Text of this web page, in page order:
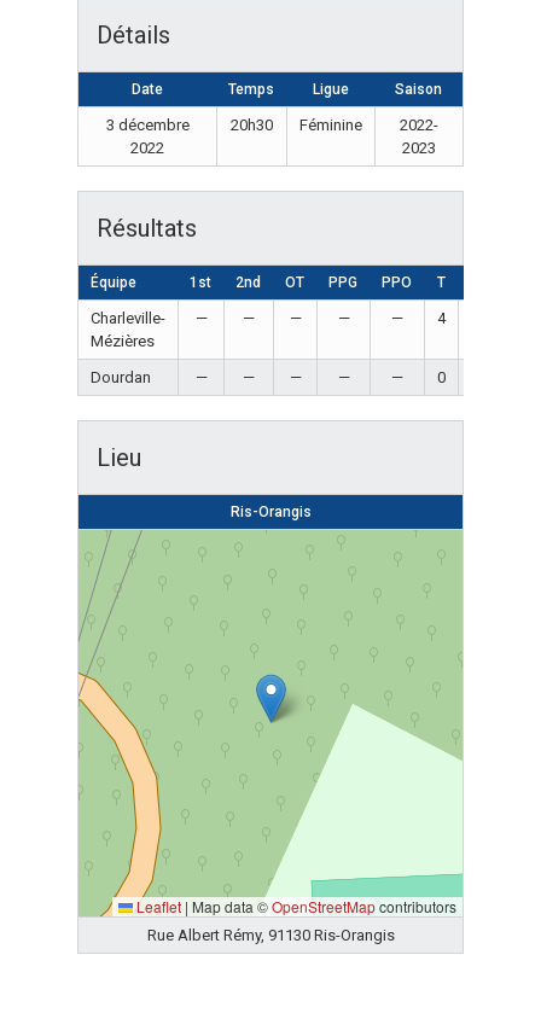
Détails
Date Temps Ligue Saison
3 décembre
2022
20h30 Féminine
2022-
2023
Résultats
Équipe 1st 2nd OT PPG PPO T
Charleville-
Mézières
— — — — — 4
Dourdan — — — — — 0
Lieu
Ris-Orangis
Leaflet | Map data ©OpenStreetMapcontributors
Rue Albert Rémy, 91130 Ris-Orangis